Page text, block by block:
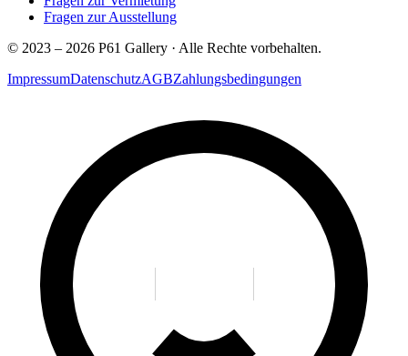
Fragen zur Ausstellung
© 2023 – 2026 P61 Gallery · Alle Rechte vorbehalten.
ImpressumDatenschutzAGBZahlungsbedingungen